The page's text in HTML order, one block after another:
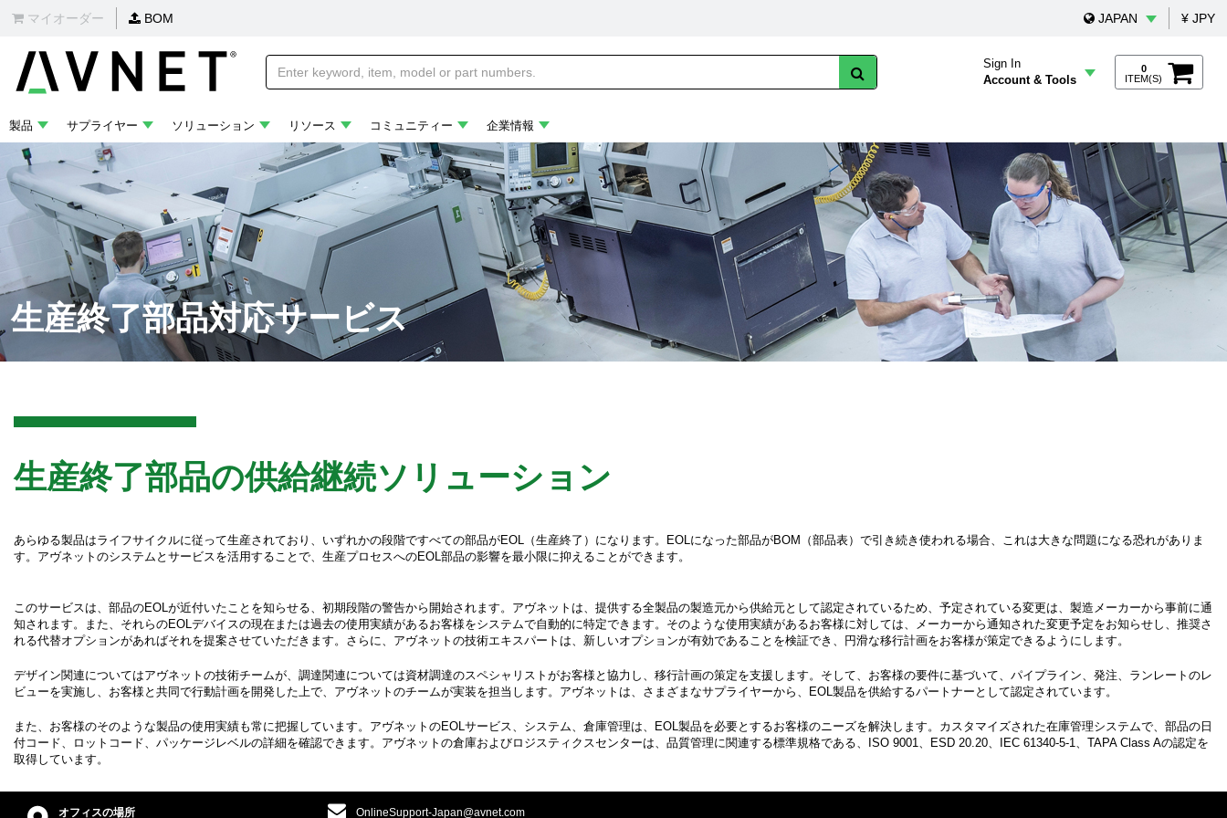
マイオーダー BOM JAPAN ¥ JPY
Sign In
Account & Tools
0
ITEM(S)
製品 サプライヤー ソリューション リソース コミュニティー 企業情報
生産終了部品対応サービス
生産終了部品の供給継続ソリューション
あらゆる製品はライフサイクルに従って生産されており、いずれかの段階ですべての部品がEOL（生産終了）になります。EOLになった部品がBOM（部品表）で引き続き使われる場合、これは大きな問題になる恐れがありま
す。アヴネットのシステムとサービスを活用することで、生産プロセスへのEOL部品の影響を最小限に抑えることができます。
このサービスは、部品のEOLが近付いたことを知らせる、初期段階の警告から開始されます。アヴネットは、提供する全製品の製造元から供給元として認定されているため、予定されている変更は、製造メーカーから事前に通
知されます。また、それらのEOLデバイスの現在または過去の使用実績があるお客様をシステムで自動的に特定できます。そのような使用実績があるお客様に対しては、メーカーから通知された変更予定をお知らせし、推奨さ
れる代替オプションがあればそれを提案させていただきます。さらに、アヴネットの技術エキスパートは、新しいオプションが有効であることを検証でき、円滑な移行計画をお客様が策定できるようにします。
デザイン関連についてはアヴネットの技術チームが、調達関連については資材調達のスペシャリストがお客様と協力し、移行計画の策定を支援します。そして、お客様の要件に基づいて、パイプライン、発注、ランレートのレ
ビューを実施し、お客様と共同で行動計画を開発した上で、アヴネットのチームが実装を担当します。アヴネットは、さまざまなサプライヤーから、EOL製品を供給するパートナーとして認定されています。
また、お客様のそのような製品の使用実績も常に把握しています。アヴネットのEOLサービス、システム、倉庫管理は、EOL製品を必要とするお客様のニーズを解決します。カスタマイズされた在庫管理システムで、部品の日
付コード、ロットコード、パッケージレベルの詳細を確認できます。アヴネットの倉庫およびロジスティクスセンターは、品質管理に関連する標準規格である、ISO 9001、ESD 20.20、IEC 61340-5-1、TAPA Class Aの認定を
取得しています。
オフィスの場所 OnlineSupport-Japan@avnet.com